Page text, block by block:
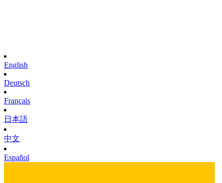
English
Deutsch
Français
日本語
中文
Español